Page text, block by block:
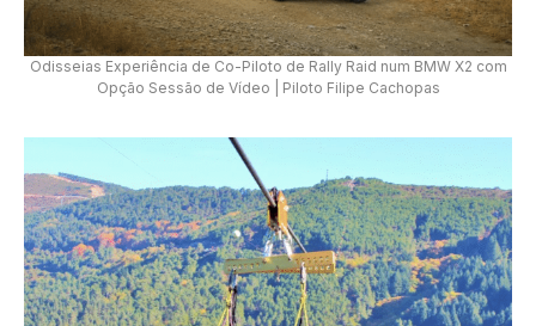
Odisseias Experiência de Co-Piloto de Rally Raid num BMW X2 com
Opção Sessão de Vídeo | Piloto Filipe Cachopas